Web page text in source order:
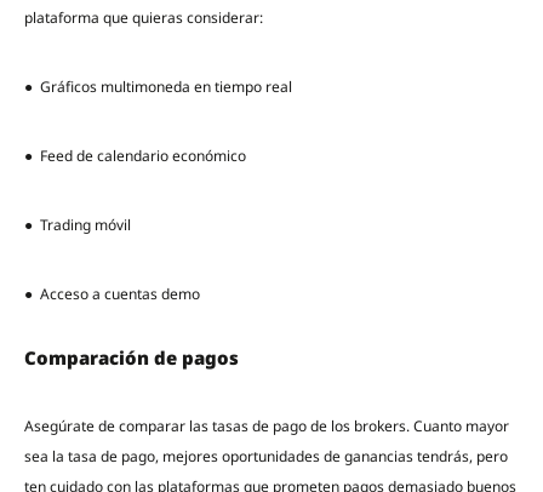
plataforma que quieras considerar:
● Gráficos multimoneda en tiempo real
● Feed de calendario económico
● Trading móvil
● Acceso a cuentas demo
Comparación de pagos
Asegúrate de comparar las tasas de pago de los brokers. Cuanto mayor
sea la tasa de pago, mejores oportunidades de ganancias tendrás, pero
ten cuidado con las plataformas que prometen pagos demasiado buenos